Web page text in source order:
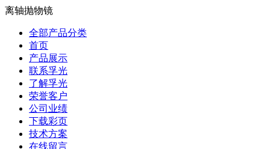
离轴抛物镜
全部产品分类
首页
产品展示
联系孚光
了解孚光
荣誉客户
公司业绩
下载彩页
技术方案
在线留言